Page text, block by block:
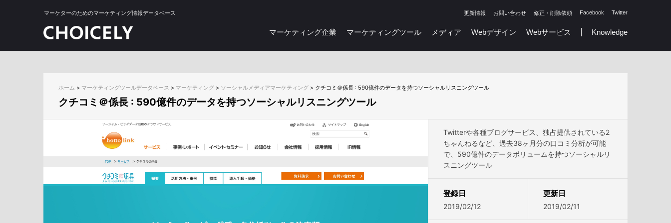
マーケターのためのマーケティング情報データベース Twitter
Facebook
修正・削除依頼
お問い合わせ
更新情報
Knowledge
Webサービス
Webデザイン
メディア
マーケティングツール
マーケティング企業
ホーム > マーケティングツールデータベース > マーケティング > ソーシャルメディアマーケティング > クチコミ＠係長 : 590億件のデータを持つソーシャルリスニングツール
クチコミ＠係長 : 590億件のデータを持つソーシャルリスニングツール
Twitterや各種ブログサービス、独占提供されている2
ちゃんねるなど、過去38ヶ月分の口コミ分析が可能
で、590億件のデータボリュームを持つソーシャルリ
スニングツール
登録日
2019/02/12
更新日
2019/02/11